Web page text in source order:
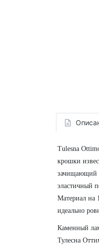
Tulesna
крошки
зачищающий
эластичный
Материал на
идеально
Каменный
Тулесна